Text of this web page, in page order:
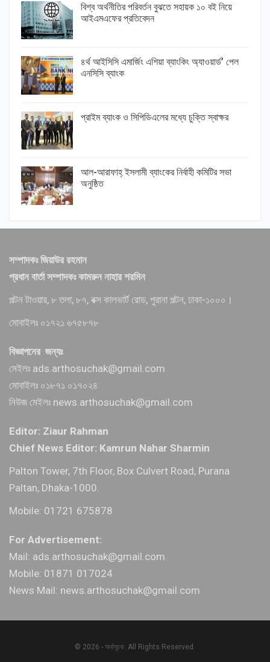
বিশ্ব অর্থনীতির পরিবর্তন বুঝতে সহায়ক ১০ বই নিয়ে
আইএমএফের প্রতিবেদন
৪র্থ আইসিসি এমার্জিং এশিয়া ব্যাংকিং অ্যাওয়ার্ড’ পেল
এনসিসি ব্যাংক
প্রাইম ব্যাংক ও সিপিডিএলের মধ্যে চুক্তি স্বাক্ষর
আল-আরাফাহ্ ইসলামী ব্যাংকের নির্বাহী কমিটির সভা
অনুষ্ঠিত
সম্পাদকঃ জিয়াউর রহমান
প্রধান বার্তা সম্পাদকঃ কামরুন নাহার শরমিন
পল্টন টাওয়ার, ৮ তলা, ৮৭, বক্স কালভার্ট রোড, পুরানা পল্টন, ঢাকা-১০০০।
মোবাইলঃ ০১৭২১ ৬৭৫৮৭৮
বিজ্ঞাপনের জন্যঃ
মেইলঃ ads.arthosuchak@gmail.com
মোবাইলঃ ০১৮৭১ ০১৭০২৪
নিউজ মেইলঃ news.arthosuchak@gmail.com
Editor: Ziaur Rahman
Chief News Editor: Kamrun Nahar Sharmin
Palton Tower, 7th Floor, Box Culvert Road, Purana
Paltan, Dhaka-1000.
Mobile: 01721 675878
For Advertisement:
Mail: ads.arthosuchak@gmail.com
Mobile: 01871 017024
News Mail: news.arthosuchak@gmail.com
© 2026 - অর্থসূচক. All Rights Reserved.